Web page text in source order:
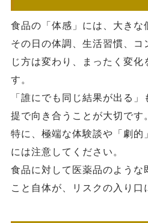
食品の「体感」には、大きな
その日の体調、生活習慣、コ
じ方は変わり、まったく変化
す。
「誰にでも同じ結果が出る
提で向き合うことが大切です
特に、極端な体験談や「劇的
には注意してください。
食品に対して医薬品のような
こと自体が、リスクの入り口